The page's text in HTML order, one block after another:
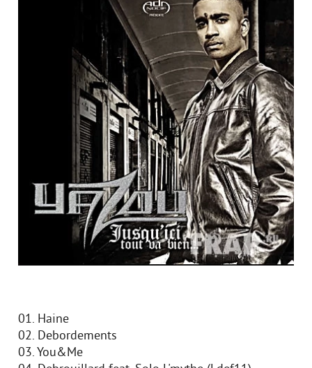
01. Haine
02. Debordements
03. You&Me